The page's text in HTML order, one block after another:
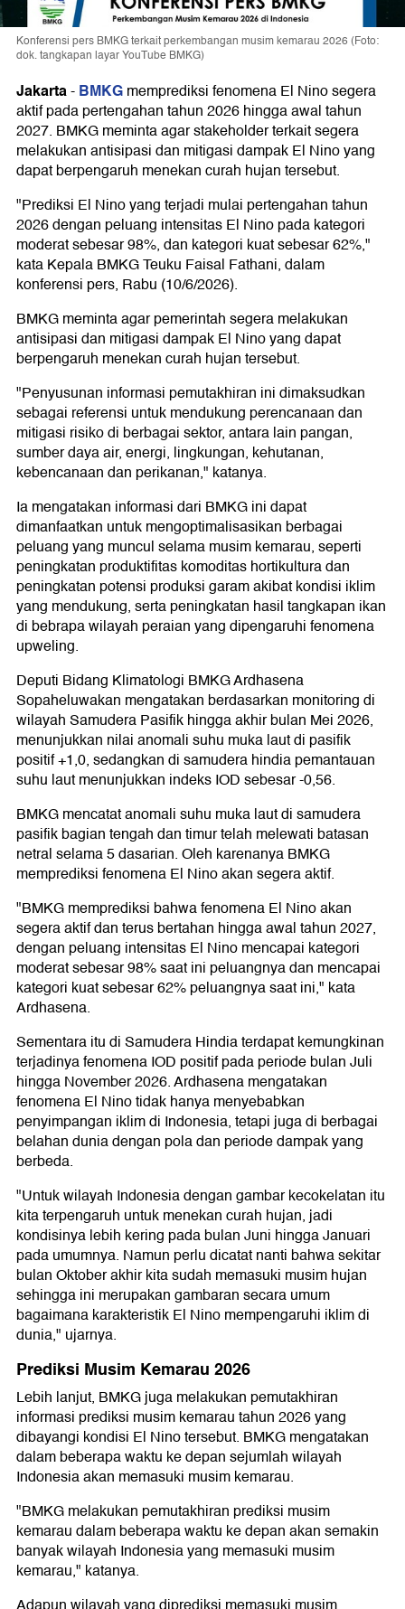
Konferensi pers BMKG terkait perkembangan musim kemarau 2026 (Foto:
dok. tangkapan layar YouTube BMKG)
Jakarta-BMKGmemprediksi fenomena El Nino segera
aktif pada pertengahan tahun 2026 hingga awal tahun
2027. BMKG meminta agar stakeholder terkait segera
melakukan antisipasi dan mitigasi dampak El Nino yang
dapat berpengaruh menekan curah hujan tersebut.
"Prediksi El Nino yang terjadi mulai pertengahan tahun
2026 dengan peluang intensitas El Nino pada kategori
moderat sebesar 98%, dan kategori kuat sebesar 62%,"
kata Kepala BMKG Teuku Faisal Fathani, dalam
konferensi pers, Rabu (10/6/2026).
BMKG meminta agar pemerintah segera melakukan
antisipasi dan mitigasi dampak El Nino yang dapat
berpengaruh menekan curah hujan tersebut.
"Penyusunan informasi pemutakhiran ini dimaksudkan
sebagai referensi untuk mendukung perencanaan dan
mitigasi risiko di berbagai sektor, antara lain pangan,
sumber daya air, energi, lingkungan, kehutanan,
kebencanaan dan perikanan," katanya.
Ia mengatakan informasi dari BMKG ini dapat
dimanfaatkan untuk mengoptimalisasikan berbagai
peluang yang muncul selama musim kemarau, seperti
peningkatan produktifitas komoditas hortikultura dan
peningkatan potensi produksi garam akibat kondisi iklim
yang mendukung, serta peningkatan hasil tangkapan ikan
di bebrapa wilayah peraian yang dipengaruhi fenomena
upweling.
Deputi Bidang Klimatologi BMKG Ardhasena
Sopaheluwakan mengatakan berdasarkan monitoring di
wilayah Samudera Pasifik hingga akhir bulan Mei 2026,
menunjukkan nilai anomali suhu muka laut di pasifik
positif +1,0, sedangkan di samudera hindia pemantauan
suhu laut menunjukkan indeks IOD sebesar -0,56.
BMKG mencatat anomali suhu muka laut di samudera
pasifik bagian tengah dan timur telah melewati batasan
netral selama 5 dasarian. Oleh karenanya BMKG
memprediksi fenomena El Nino akan segera aktif.
"BMKG memprediksi bahwa fenomena El Nino akan
segera aktif dan terus bertahan hingga awal tahun 2027,
dengan peluang intensitas El Nino mencapai kategori
moderat sebesar 98% saat ini peluangnya dan mencapai
kategori kuat sebesar 62% peluangnya saat ini," kata
Ardhasena.
Sementara itu di Samudera Hindia terdapat kemungkinan
terjadinya fenomena IOD positif pada periode bulan Juli
hingga November 2026. Ardhasena mengatakan
fenomena El Nino tidak hanya menyebabkan
penyimpangan iklim di Indonesia, tetapi juga di berbagai
belahan dunia dengan pola dan periode dampak yang
berbeda.
"Untuk wilayah Indonesia dengan gambar kecokelatan itu
kita terpengaruh untuk menekan curah hujan, jadi
kondisinya lebih kering pada bulan Juni hingga Januari
pada umumnya. Namun perlu dicatat nanti bahwa sekitar
bulan Oktober akhir kita sudah memasuki musim hujan
sehingga ini merupakan gambaran secara umum
bagaimana karakteristik El Nino mempengaruhi iklim di
dunia," ujarnya.
Prediksi Musim Kemarau 2026
Lebih lanjut, BMKG juga melakukan pemutakhiran
informasi prediksi musim kemarau tahun 2026 yang
dibayangi kondisi El Nino tersebut. BMKG mengatakan
dalam beberapa waktu ke depan sejumlah wilayah
Indonesia akan memasuki musim kemarau.
"BMKG melakukan pemutakhiran prediksi musim
kemarau dalam beberapa waktu ke depan akan semakin
banyak wilayah Indonesia yang memasuki musim
kemarau," katanya.